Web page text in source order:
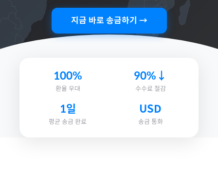
지금 바로 송금하기 →
100%
환율 우대
90%↓
수수료 절감
1일
평균 송금 완료
USD
송금 통화